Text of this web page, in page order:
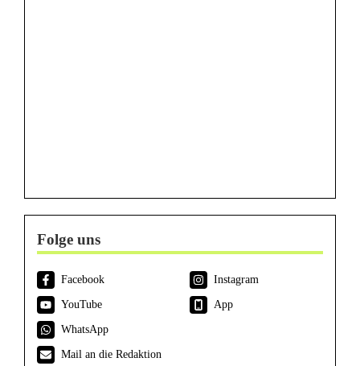
Folge uns
Facebook
Instagram
YouTube
App
WhatsApp
Mail an die Redaktion